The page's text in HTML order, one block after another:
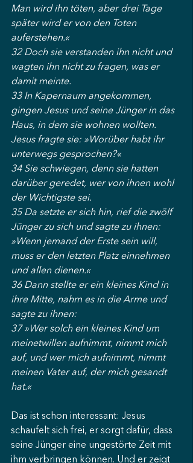
Man wird ihn töten, aber drei Tage
später wird er von den Toten
auferstehen.«
32 Doch sie verstanden ihn nicht und
wagten ihn nicht zu fragen, was er
damit meinte.
33 In Kapernaum angekommen,
gingen Jesus und seine Jünger in das
Haus, in dem sie wohnen wollten.
Jesus fragte sie: »Worüber habt ihr
unterwegs gesprochen?«
34 Sie schwiegen, denn sie hatten
darüber geredet, wer von ihnen wohl
der Wichtigste sei.
35 Da setzte er sich hin, rief die zwölf
Jünger zu sich und sagte zu ihnen:
»Wenn jemand der Erste sein will,
muss er den letzten Platz einnehmen
und allen dienen.«
36 Dann stellte er ein kleines Kind in
ihre Mitte, nahm es in die Arme und
sagte zu ihnen:
37 »Wer solch ein kleines Kind um
meinetwillen aufnimmt, nimmt mich
auf, und wer mich aufnimmt, nimmt
meinen Vater auf, der mich gesandt
hat.«
Das ist schon interessant: Jesus
schaufelt sich frei, er sorgt dafür, dass
seine Jünger eine ungestörte Zeit mit
ihm verbringen können. Und er zeigt